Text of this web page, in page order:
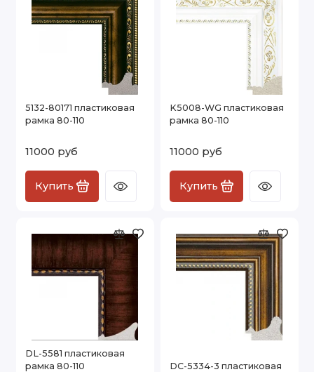
5132-80171 пластиковая
рамка 80-110
11000 руб
Купить
K5008-WG пластиковая
рамка 80-110
11000 руб
Купить
DL-5581 пластиковая
рамка 80-110
DC-5334-3 пластиковая